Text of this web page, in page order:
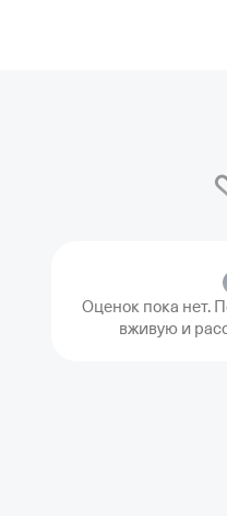
Оценок пока нет.
вживую и